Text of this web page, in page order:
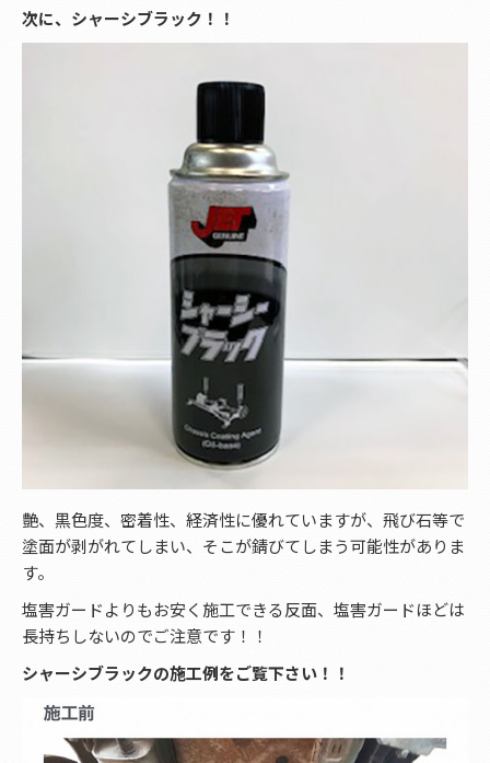
次に、シャーシブラック！！
艶、黒色度、密着性、経済性に優れていますが、飛び石等で
塗面が剥がれてしまい、そこが錆びてしまう可能性がありま
す。
塩害ガードよりもお安く施工できる反面、塩害ガードほどは
長持ちしないのでご注意です！！
シャーシブラックの施工例をご覧下さい！！